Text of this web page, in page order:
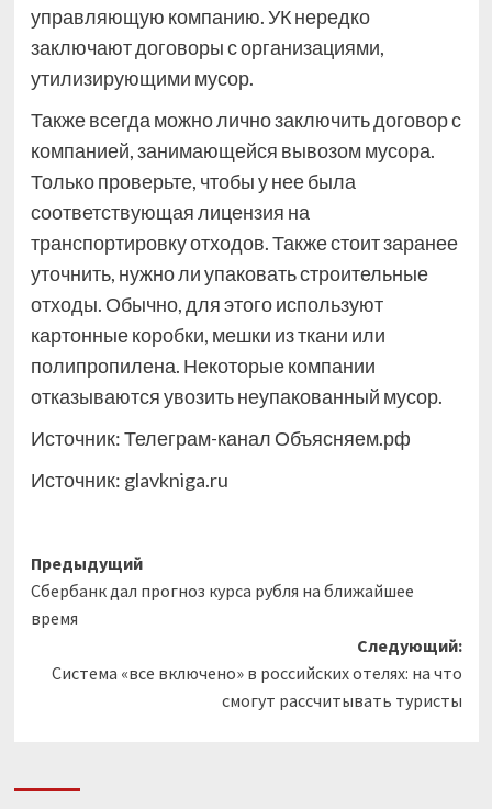
управляющую компанию. УК нередко
заключают договоры с организациями,
утилизирующими мусор.
Также всегда можно лично заключить договор с
компанией, занимающейся вывозом мусора.
Только проверьте, чтобы у нее была
соответствующая лицензия на
транспортировку отходов. Также стоит заранее
уточнить, нужно ли упаковать строительные
отходы. Обычно, для этого используют
картонные коробки, мешки из ткани или
полипропилена. Некоторые компании
отказываются увозить неупакованный мусор.
Источник: Телеграм-канал Объясняем.рф
Источник: glavkniga.ru
Навигация
записи
Предыдущий
Сбербанк дал прогноз курса рубля на ближайшее
время
Следующий:
Система «все включено» в российских отелях: на что
смогут рассчитывать туристы